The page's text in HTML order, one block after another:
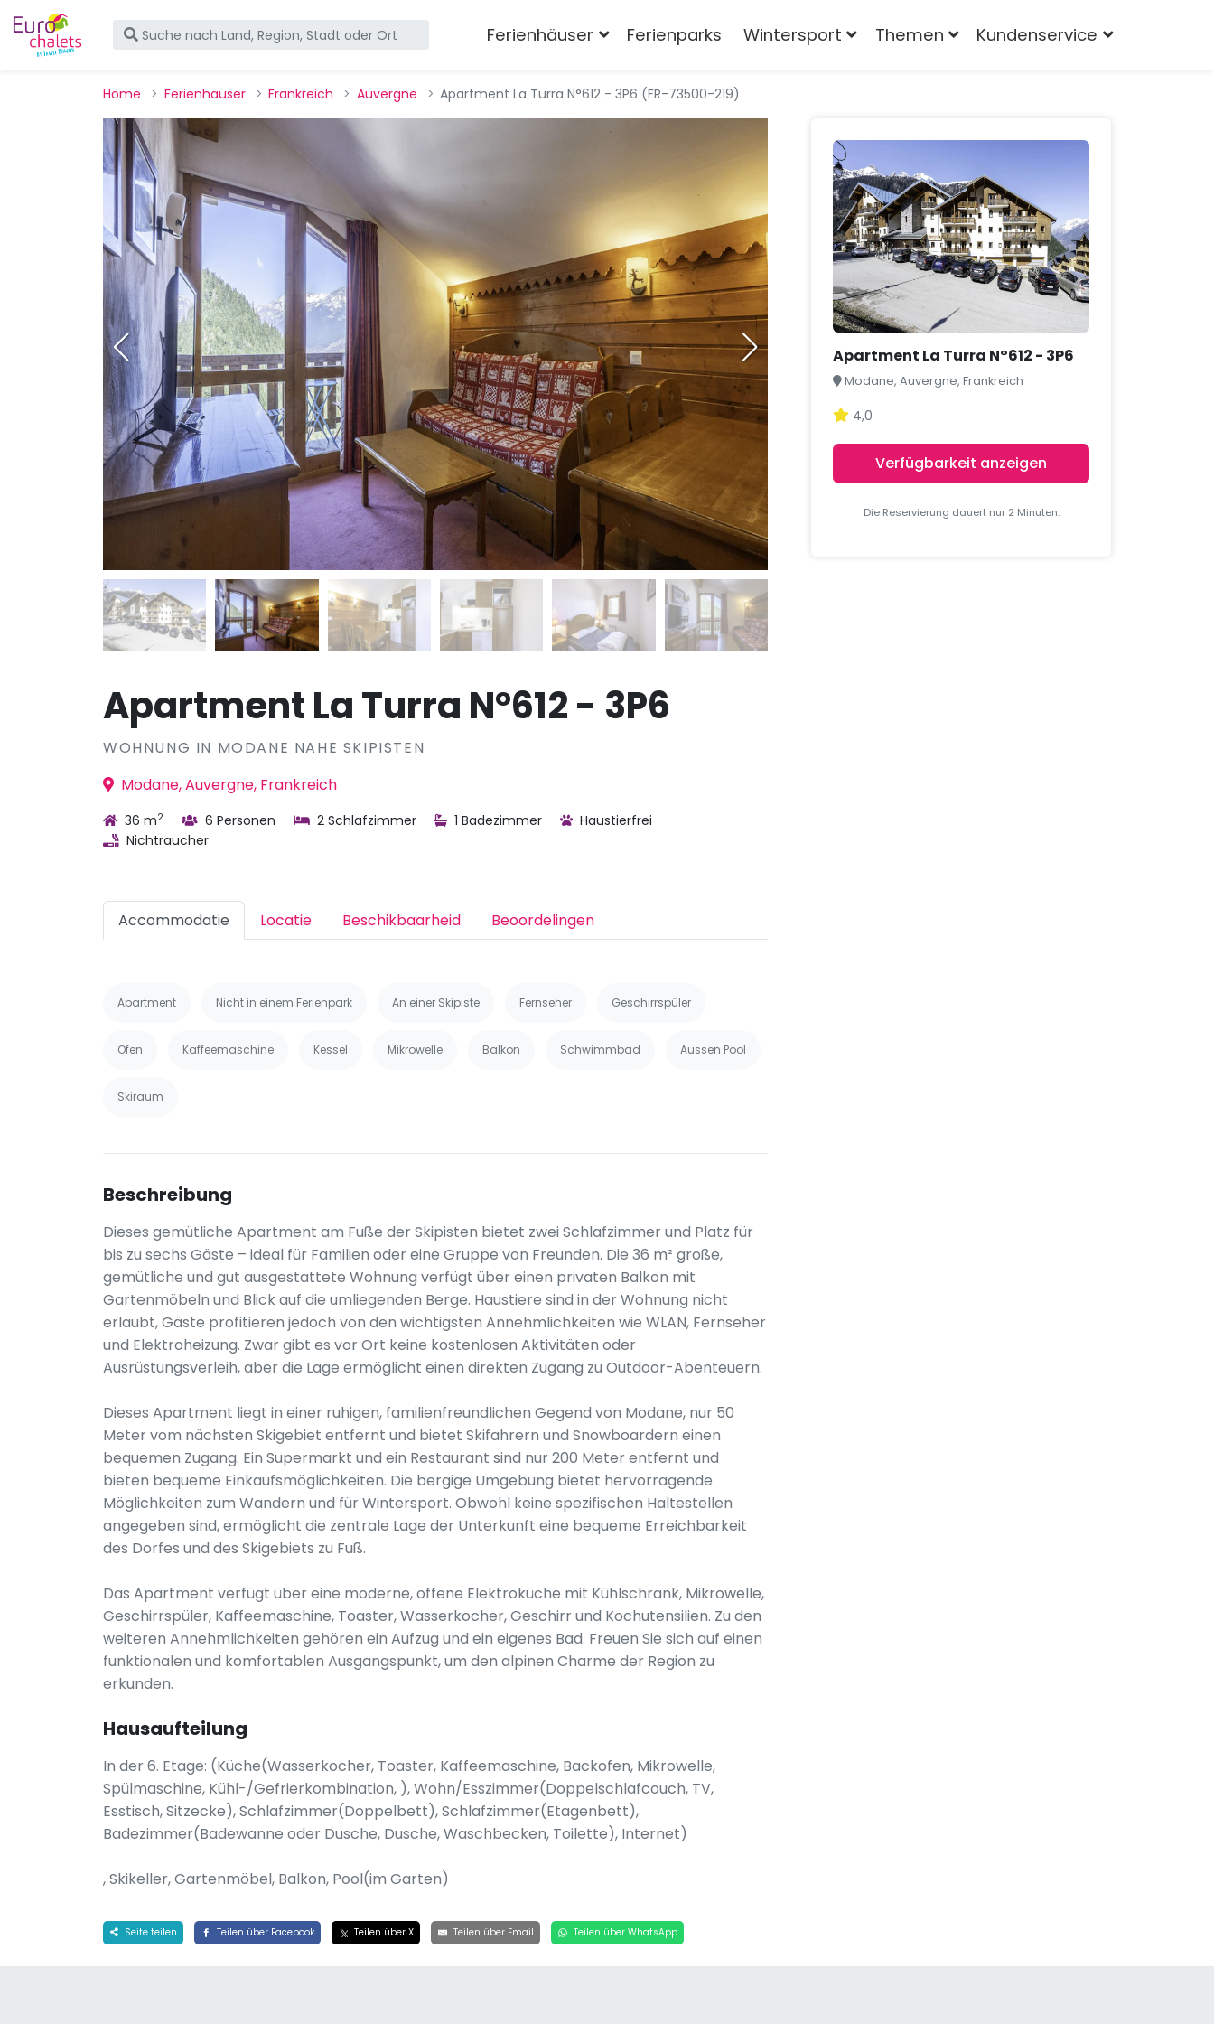
Ferienhäuser Ferienparks Wintersport Themen Kundenservice
Home Ferienhauser Frankreich Auvergne Apartment La Turra N°612 - 3P6 (FR-73500-219)
Apartment La Turra N°612 - 3P6
WOHNUNG IN MODANE NAHE SKIPISTEN
Modane, Auvergne, Frankreich
36 m2 6 Personen 2 Schlafzimmer 1 Badezimmer
Haustierfrei
Nichtraucher
Accommodatie Locatie Beschikbaarheid Beoordelingen
Apartment Nicht in einem Ferienpark An einer Skipiste Fernseher Geschirrspüler
Ofen Kaffeemaschine Kessel Mikrowelle Balkon Schwimmbad Aussen Pool
Skiraum
Beschreibung
Dieses gemütliche Apartment am Fuße der Skipisten bietet zwei Schlafzimmer und Platz für
bis zu sechs Gäste – ideal für Familien oder eine Gruppe von Freunden. Die 36 m² große,
gemütliche und gut ausgestattete Wohnung verfügt über einen privaten Balkon mit
Gartenmöbeln und Blick auf die umliegenden Berge. Haustiere sind in der Wohnung nicht
erlaubt, Gäste profitieren jedoch von den wichtigsten Annehmlichkeiten wie WLAN, Fernseher
und Elektroheizung. Zwar gibt es vor Ort keine kostenlosen Aktivitäten oder
Ausrüstungsverleih, aber die Lage ermöglicht einen direkten Zugang zu Outdoor-Abenteuern.
Dieses Apartment liegt in einer ruhigen, familienfreundlichen Gegend von Modane, nur 50
Meter vom nächsten Skigebiet entfernt und bietet Skifahrern und Snowboardern einen
bequemen Zugang. Ein Supermarkt und ein Restaurant sind nur 200 Meter entfernt und
bieten bequeme Einkaufsmöglichkeiten. Die bergige Umgebung bietet hervorragende
Möglichkeiten zum Wandern und für Wintersport. Obwohl keine spezifischen Haltestellen
angegeben sind, ermöglicht die zentrale Lage der Unterkunft eine bequeme Erreichbarkeit
des Dorfes und des Skigebiets zu Fuß.
Das Apartment verfügt über eine moderne, offene Elektroküche mit Kühlschrank, Mikrowelle,
Geschirrspüler, Kaffeemaschine, Toaster, Wasserkocher, Geschirr und Kochutensilien. Zu den
weiteren Annehmlichkeiten gehören ein Aufzug und ein eigenes Bad. Freuen Sie sich auf einen
funktionalen und komfortablen Ausgangspunkt, um den alpinen Charme der Region zu
erkunden.
Hausaufteilung
In der 6. Etage: (Küche(Wasserkocher, Toaster, Kaffeemaschine, Backofen, Mikrowelle,
Spülmaschine, Kühl-/Gefrierkombination, ), Wohn/Esszimmer(Doppelschlafcouch, TV,
Esstisch, Sitzecke), Schlafzimmer(Doppelbett), Schlafzimmer(Etagenbett),
Badezimmer(Badewanne oder Dusche, Dusche, Waschbecken, Toilette), Internet)
, Skikeller, Gartenmöbel, Balkon, Pool(im Garten)
Seite teilen Teilen über Facebook Teilen über X Teilen über Email Teilen über WhatsApp
Apartment La Turra N°612 - 3P6
Modane, Auvergne, Frankreich
4,0
Verfügbarkeit anzeigen
Die Reservierung dauert nur 2 Minuten.